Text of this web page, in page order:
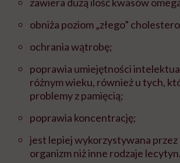
obniża poziom „złego”
ochrania wątrobę;
poprawia umiejętności
różnym wieku, również u tych,
problemy z pamięcią;
poprawia koncentrację;
jest lepiej wykorzystywana przez
organizm niż inne rodzaje lecytyn.